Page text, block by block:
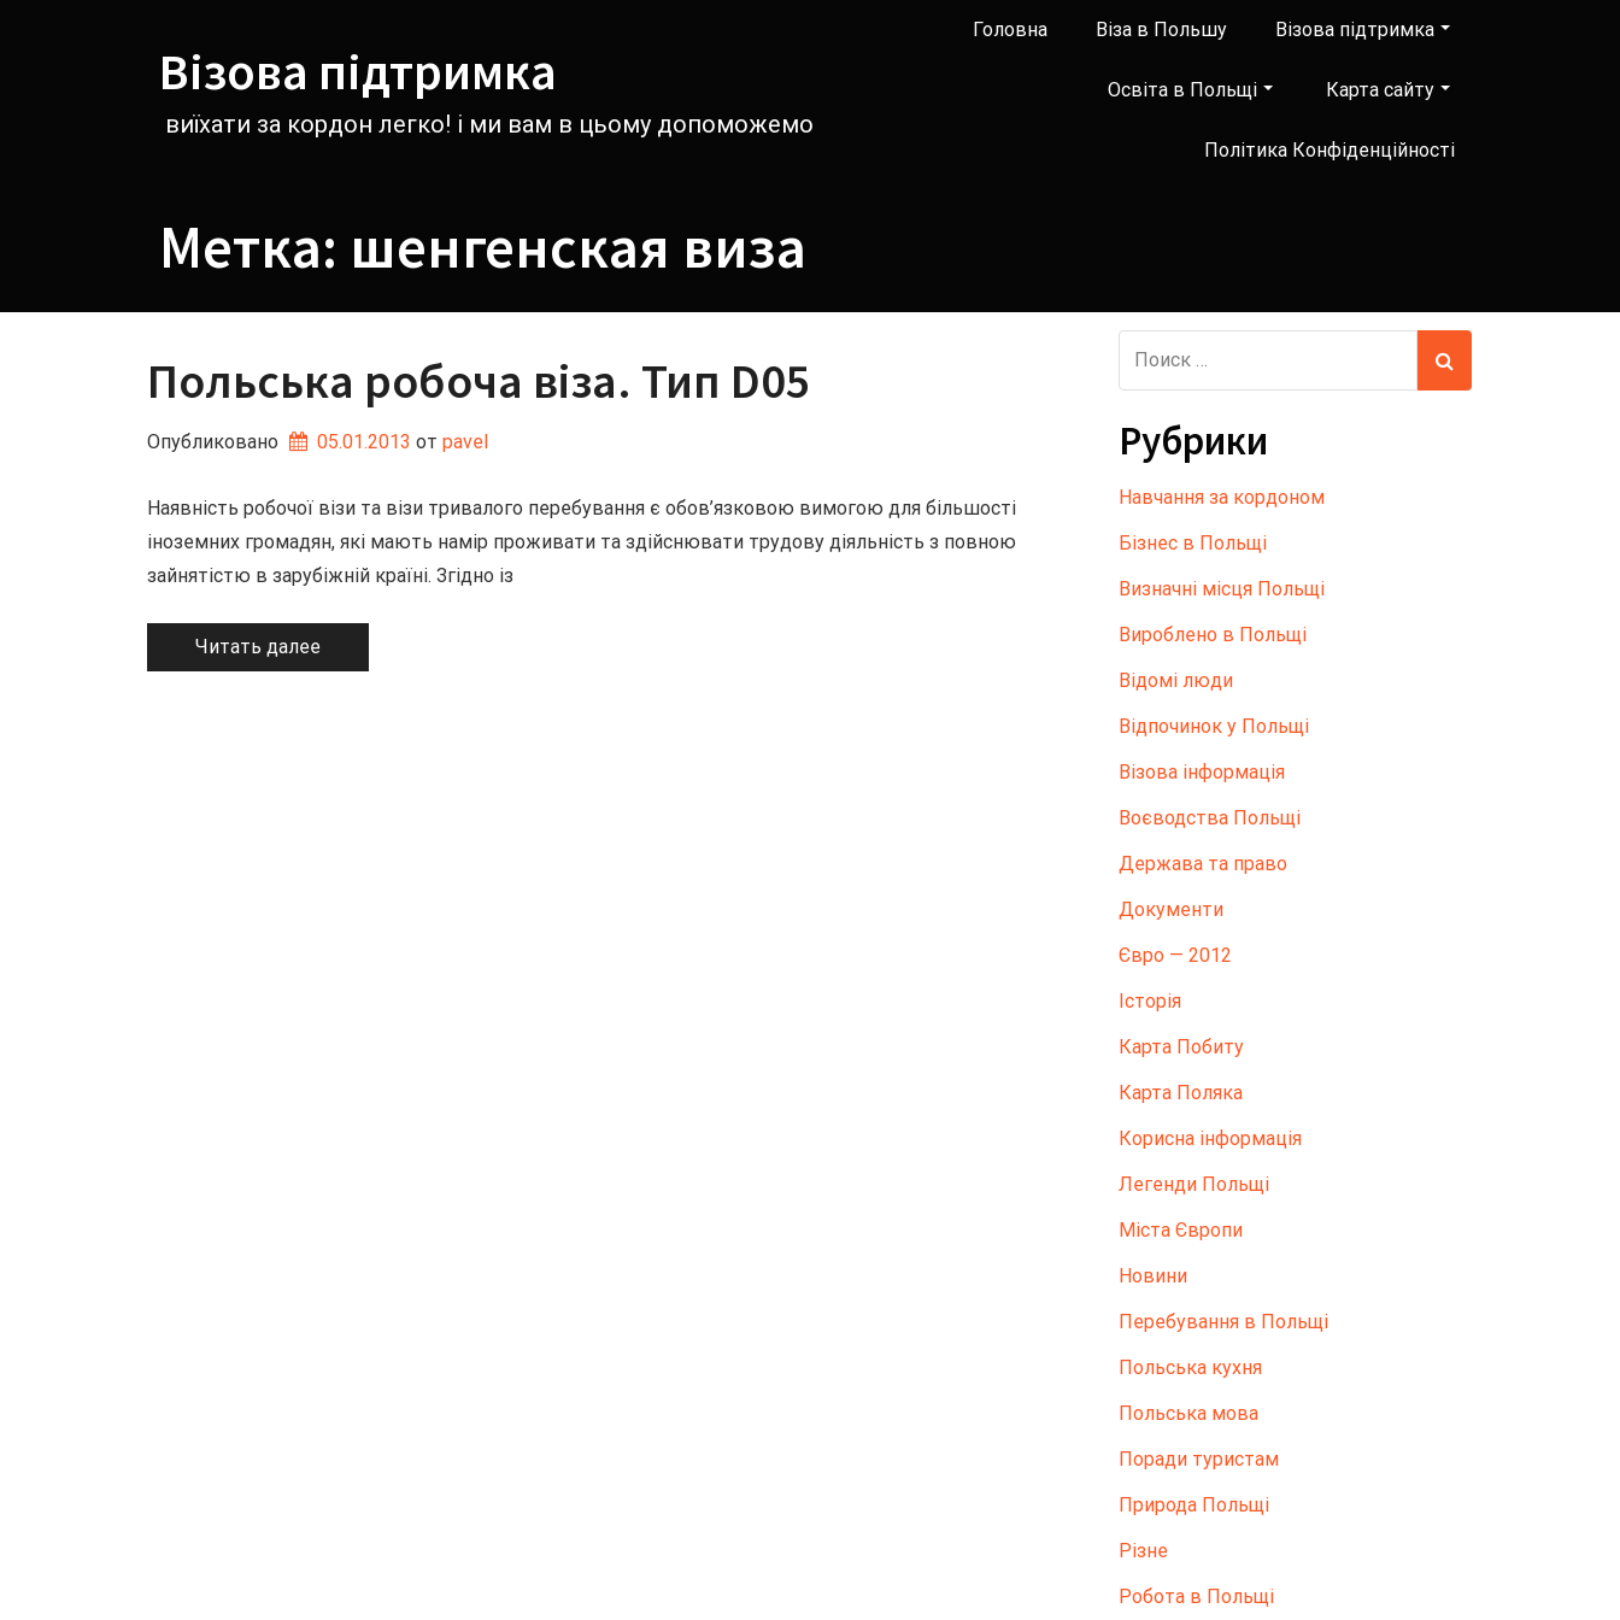
Візова підтримка
виїхати за кордон легко! і ми вам в цьому допоможемо
Головна Віза в Польшу Візова підтримка
Освіта в Польщі Карта сайту
Політика Конфіденційності
Метка: шенгенская виза
Польська робоча віза. Тип D05
Опубликовано 05.01.2013 от pavel
Наявність робочої візи та візи тривалого перебування є обов’язковою вимогою для більшості
іноземних громадян, які мають намір проживати та здійснювати трудову діяльність з повною
зайнятістю в зарубіжній країні. Згідно із
Читать далее
Рубрики
Hавчання за кордоном
Бізнес в Польщі
Визначні місця Польщі
Вироблено в Польщі
Відомі люди
Відпочинок у Польщі
Візова інформація
Воєводства Польщі
Держава та право
Документи
Євро — 2012
Історія
Карта Побиту
Карта Поляка
Корисна інформація
Легенди Польщі
Міста Європи
Новини
Перебування в Польщі
Польська кухня
Польська мова
Поради туристам
Природа Польщі
Різне
Робота в Польщі